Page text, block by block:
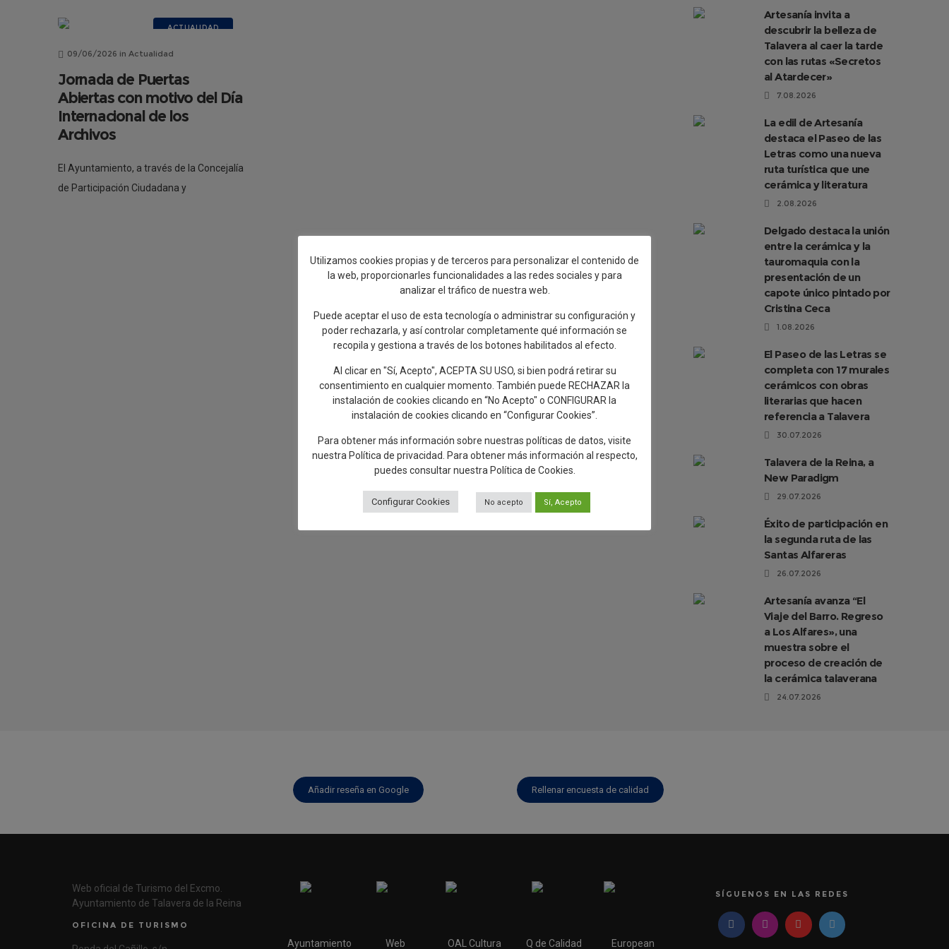
ACTUALIDAD
09/06/2026 in Actualidad
Jornada de Puertas
Abiertas con motivo del Día
Internacional de los
Archivos
El Ayuntamiento, a través de la Concejalía
de Participación Ciudadana y
Artesanía invita a
descubrir la belleza de
Talavera al caer la tarde
con las rutas «Secretos
al Atardecer»
7.08.2026
La edil de Artesanía
destaca el Paseo de las
Letras como una nueva
ruta turística que une
cerámica y literatura
2.08.2026
Delgado destaca la unión
entre la cerámica y la
tauromaquia con la
presentación de un
capote único pintado por
Cristina Ceca
1.08.2026
El Paseo de las Letras se
completa con 17 murales
cerámicos con obras
literarias que hacen
referencia a Talavera
30.07.2026
Talavera de la Reina, a
New Paradigm
29.07.2026
Éxito de participación en
la segunda ruta de las
Santas Alfareras
26.07.2026
Artesanía avanza “El
Viaje del Barro. Regreso
a Los Alfares», una
muestra sobre el
proceso de creación de
la cerámica talaverana
24.07.2026
Añadir reseña en Google Rellenar encuesta de calidad
Web oficial de Turismo del Excmo.
Ayuntamiento de Talavera de la Reina
OFICINA DE TURISMO
Ayuntamiento Web OAL Cultura Q de Calidad European
SÍGUENOS EN LAS REDES
Utilizamos cookies propias y de terceros para personalizar el contenido de
la web, proporcionarles funcionalidades a las redes sociales y para
analizar el tráfico de nuestra web.
Puede aceptar el uso de esta tecnología o administrar su configuración y
poder rechazarla, y así controlar completamente qué información se
recopila y gestiona a través de los botones habilitados al efecto.
Al clicar en "Sí, Acepto", ACEPTA SU USO, si bien podrá retirar su
consentimiento en cualquier momento. También puede RECHAZAR la
instalación de cookies clicando en “No Acepto" o CONFIGURAR la
instalación de cookies clicando en “Configurar Cookies”.
Para obtener más información sobre nuestras políticas de datos, visite
nuestra Política de privacidad . Para obtener más información al respecto,
puedes consultar nuestra Política de Cookies
Configurar Cookies No acepto Sí, Acepto